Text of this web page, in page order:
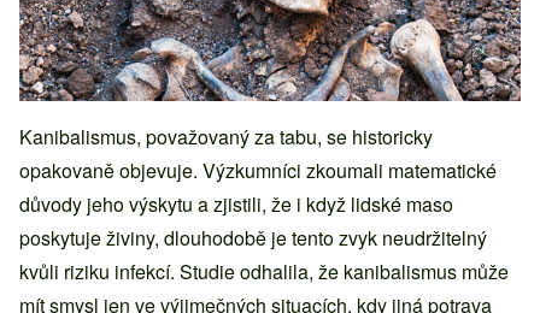
Kanibalismus, považovaný za tabu, se historicky
opakovaně objevuje. Výzkumníci zkoumali matematické
důvody jeho výskytu a zjistili, že i když lidské maso
poskytuje živiny, dlouhodobě je tento zvyk neudržitelný
kvůli riziku infekcí. Studie odhalila, že kanibalismus může
mít smysl jen ve výjimečných situacích, kdy jiná potrava